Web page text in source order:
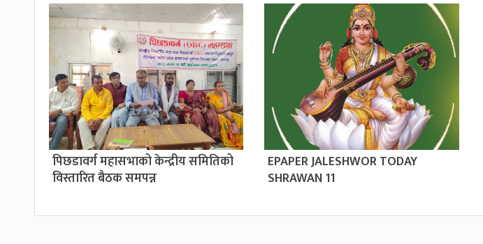
पिछडावर्ग महासभाको केन्द्रीय समितिको
विस्तारित बैठक समपन्न
EPAPER JALESHWOR TODAY
SHRAWAN 11